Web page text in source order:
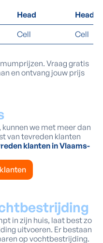
Head
Head
Cell Cell
Vraag gratis
en ontvang jouw prijs
we met meer dan
van tevreden klanten
klanten in Vlaams-
in zijn huis, laat best zo
uitvoeren. Er bestaan
op vochtbestrijding.